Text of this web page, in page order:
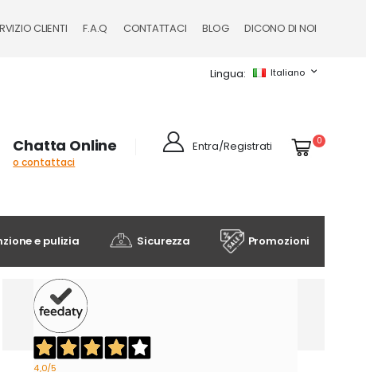
CLIENTI F.A.Q CONTATTACI BLOG DICONO DI NOI
LinguaItaliano
Chatta Online
o contattaci
Entra/Registrati Cart
0elementi
e pulizia Sicurezza Promozioni
4,0/5